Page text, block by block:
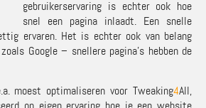
gebruikerservaring is echter ook hoe
snel een pagina inlaadt. Een snelle
ervaren. Het is echter ook van belang
Google – snellere pagina’s hebben de
moest optimaliseren voor Tweaking4All,